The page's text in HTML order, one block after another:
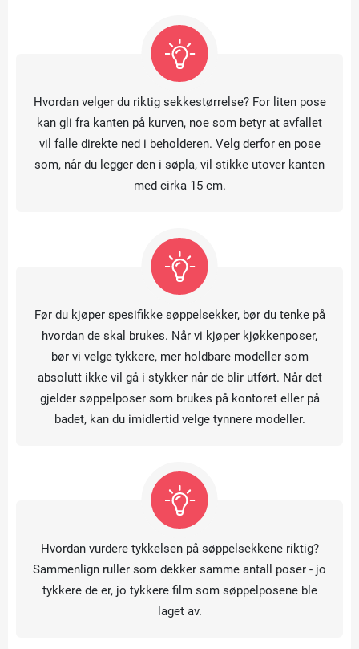
Hvordan velger du riktig sekkestørrelse? For liten pose
kan gli fra kanten på kurven, noe som betyr at avfallet
vil falle direkte ned i beholderen. Velg derfor en pose
som, når du legger den i søpla, vil stikke utover kanten
med cirka 15 cm.
Før du kjøper spesifikke søppelsekker, bør du tenke på
hvordan de skal brukes. Når vi kjøper kjøkkenposer,
bør vi velge tykkere, mer holdbare modeller som
absolutt ikke vil gå i stykker når de blir utført. Når det
gjelder søppelposer som brukes på kontoret eller på
badet, kan du imidlertid velge tynnere modeller.
Hvordan vurdere tykkelsen på søppelsekkene riktig?
Sammenlign ruller som dekker samme antall poser - jo
tykkere de er, jo tykkere film som søppelposene ble
laget av.